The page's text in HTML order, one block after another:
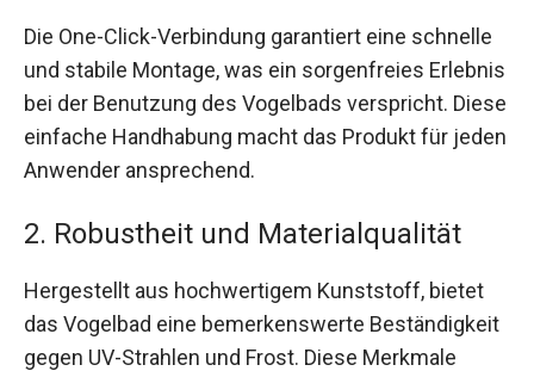
Die One-Click-Verbindung garantiert eine schnelle
und stabile Montage, was ein sorgenfreies Erlebnis
bei der Benutzung des Vogelbads verspricht. Diese
einfache Handhabung macht das Produkt für jeden
Anwender ansprechend.
2. Robustheit und Materialqualität
Hergestellt aus hochwertigem Kunststoff, bietet
das Vogelbad eine bemerkenswerte Beständigkeit
gegen UV-Strahlen und Frost. Diese Merkmale